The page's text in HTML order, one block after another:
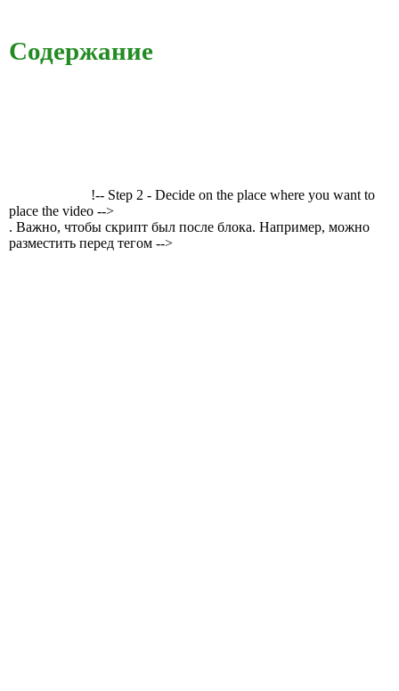
Содержание
!-- Step 2 - Decide on the place where you want to
place the video -->
. Важно, чтобы скрипт был после блока. Например, можно
разместить перед тегом -->